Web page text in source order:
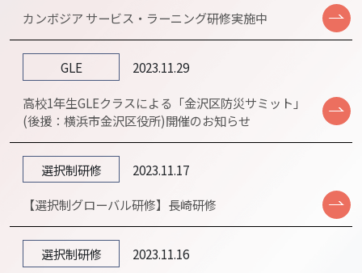
カンボジア サービス・ラーニング研修実施中
GLE
2023.11.29
高校1年生GLEクラスによる「金沢区防災サミット」
(後援：横浜市金沢区役所)開催のお知らせ
選択制研修
2023.11.17
【選択制グローバル研修】長崎研修
選択制研修
2023.11.16